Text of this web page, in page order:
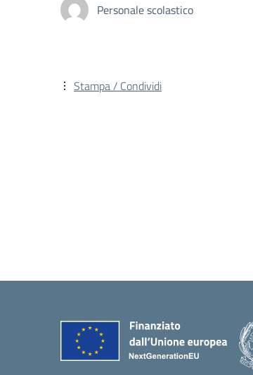
Personale scolastico
Stampa / Condividi